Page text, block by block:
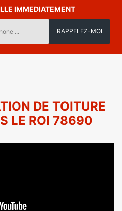
IMMEDIATEMENT
DE TOITURE
LE ROI 78690